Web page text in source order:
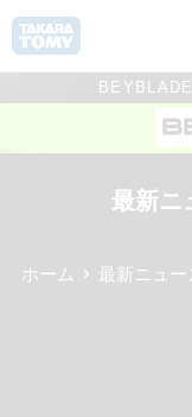
最新ニ
ホーム 最新ニュ